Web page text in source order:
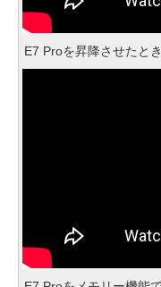
E7 Proを昇降させたと